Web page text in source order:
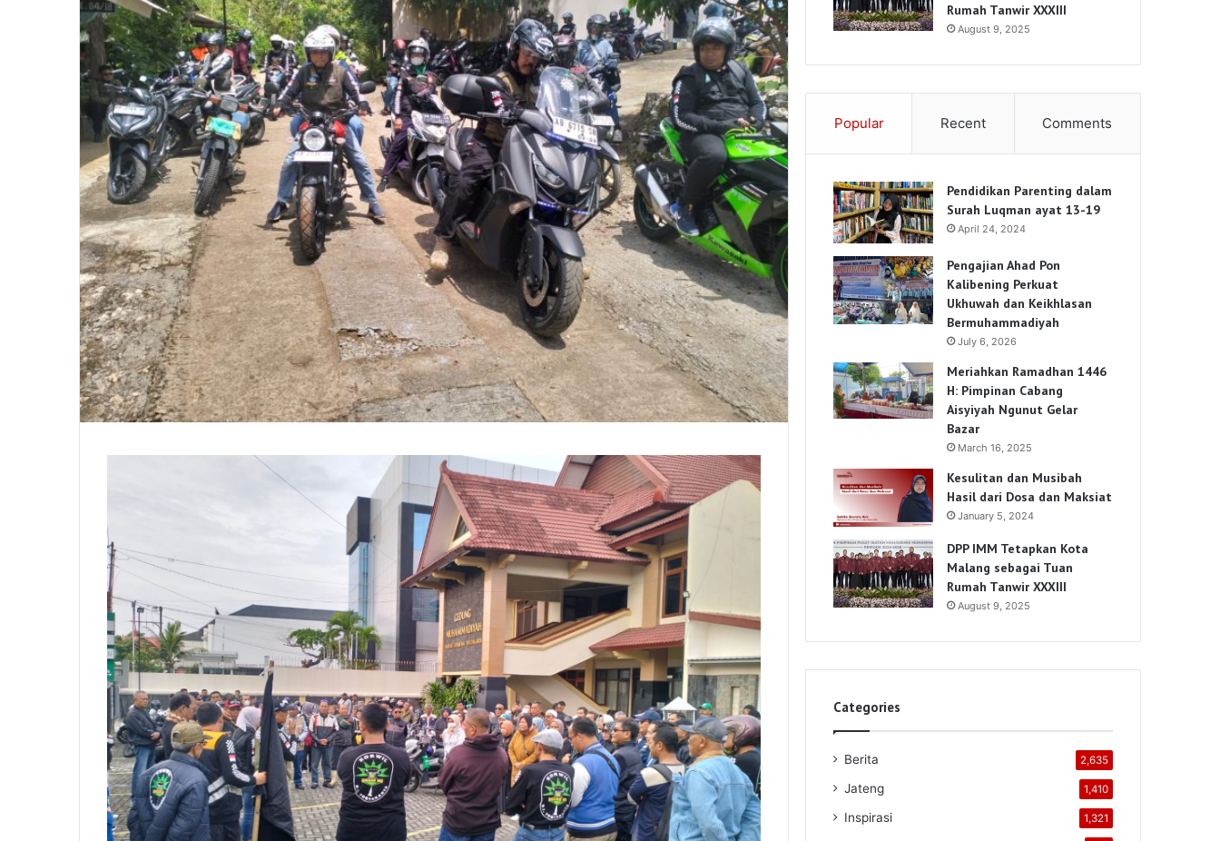
Rumah Tanwir XXXIII
August 9, 2025
Popular Recent Comments
Pendidikan Parenting dalam
Surah Luqman ayat 13-19
April 24, 2024
Pengajian Ahad Pon
Kalibening Perkuat
Ukhuwah dan Keikhlasan
Bermuhammadiyah
July 6, 2026
Meriahkan Ramadhan 1446
H: Pimpinan Cabang
Aisyiyah Ngunut Gelar
Bazar
March 16, 2025
Kesulitan dan Musibah
Hasil dari Dosa dan Maksiat
January 5, 2024
DPP IMM Tetapkan Kota
Malang sebagai Tuan
Rumah Tanwir XXXIII
August 9, 2025
Categories
Berita 2,635
Jateng 1,410
Inspirasi 1,321